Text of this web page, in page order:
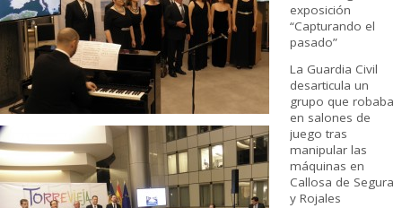
exposición
“Capturando el
pasado”
La Guardia Civil
desarticula un
grupo que robaba
en salones de
juego tras
manipular las
máquinas en
Callosa de Segura
y Rojales